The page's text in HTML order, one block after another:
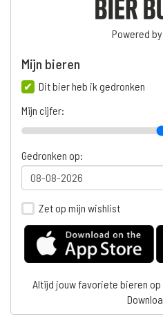
Powered
Mijn bieren
Dit bier heb ik gedronken
Mijn cijfer:
Gedronken op:
Zet op mijn wishlist
Altijd jouw favoriete bieren op